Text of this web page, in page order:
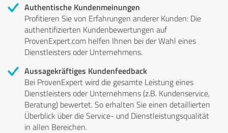
Authentische Kundenmeinungen
Profitieren Sie von Erfahrungen anderer Kunden: Die
authentifizierten Kundenbewertungen auf
ProvenExpert.com helfen Ihnen bei der Wahl eines
Dienstleisters oder Unternehmens.
Aussagekräftiges Kundenfeedback
Bei ProvenExpert wird die gesamte Leistung eines
Dienstleisters oder Unternehmens (z.B. Kundenservice,
Beratung) bewertet. So erhalten Sie einen detaillierten
Überblick über die Service- und Dienstleistungsqualität
in allen Bereichen.